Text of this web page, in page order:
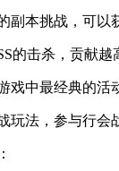
副本挑战，可以
的击杀，贡献越
戏中最经典的活
玩法，参与行会